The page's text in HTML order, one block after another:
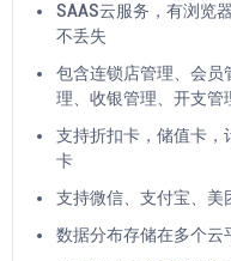
SAAS云服务，有浏览
不丢失
包含连锁店管理、会员
理、收银管理、开支管
支持折扣卡，储值卡，
卡
支持微信、支付宝、美
数据分布存储在多个云